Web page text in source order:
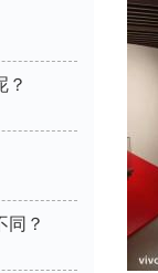
？
同？